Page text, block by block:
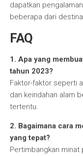
dapatkan
beberapa dari
FAQ
1. Apa yang
tahun 2023?
Faktor-faktor seperti
dan keindahan alam
tertentu.
2. Bagaimana cara
yang tepat?
Pertimbangkan minat